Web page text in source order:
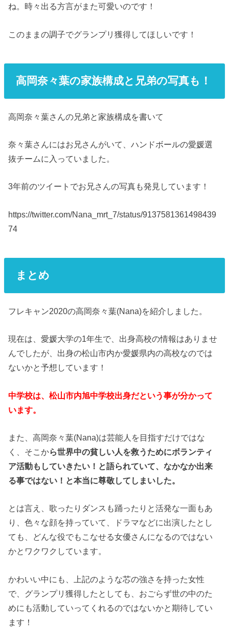
ね。時々出る方言がまた可愛いのです！
このままの調子でグランプリ獲得してほしいです！
高岡奈々葉の家族構成と兄弟の写真も！
高岡奈々葉さんの兄弟と家族構成を書いて
奈々葉さんにはお兄さんがいて、ハンドボールの愛媛選
抜チームに入っていました。
3年前のツイートでお兄さんの写真も発見しています！
https://twitter.com/Nana_mrt_7/status/9137581361498439
74
まとめ
フレキャン2020の高岡奈々葉(Nana)を紹介しました。
現在は、愛媛大学の1年生で、出身高校の情報はありませ
んでしたが、出身の松山市内か愛媛県内の高校なのでは
ないかと予想しています！
中学校は、松山市内旭中学校出身だという事が分かって
います。
また、高岡奈々葉(Nana)は芸能人を目指すだけではな
く、そこから世界中の貧しい人を救うためにボランティ
ア活動もしていきたい！と語られていて、なかなか出来
る事ではない！と本当に尊敬してしまいした。
とは言え、歌ったりダンスも踊ったりと活発な一面もあ
り、色々な顔を持っていて、ドラマなどに出演したとし
ても、どんな役でもこなせる女優さんになるのではない
かとワクワクしています。
かわいい中にも、上記のような芯の強さを持った女性
で、グランプリ獲得したとしても、おごらず世の中のた
めにも活動していってくれるのではないかと期待してい
ます！